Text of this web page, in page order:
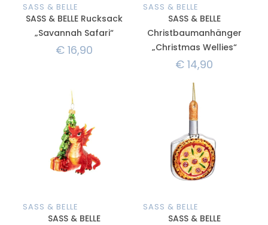
SASS & BELLE
SASS & BELLE Rucksack
„Savannah Safari“
€16,90
SASS & BELLE
SASS & BELLE
Christbaumanhänger
„Christmas Wellies“
€ 14,90
SASS & BELLE
SASS & BELLE
SASS & BELLE
SASS & BELLE